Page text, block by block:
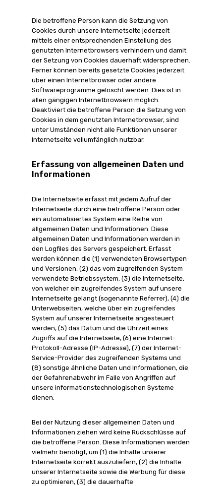
Die betroffene Person kann die Setzung von
Cookies durch unsere Internetseite jederzeit
mittels einer entsprechenden Einstellung des
genutzten Internetbrowsers verhindern und damit
der Setzung von Cookies dauerhaft widersprechen.
Ferner können bereits gesetzte Cookies jederzeit
über einen Internetbrowser oder andere
Softwareprogramme gelöscht werden. Dies ist in
allen gängigen Internetbrowsern möglich.
Deaktiviert die betroffene Person die Setzung von
Cookies in dem genutzten Internetbrowser, sind
unter Umständen nicht alle Funktionen unserer
Internetseite vollumfänglich nutzbar.
Erfassung von allgemeinen Daten und
Informationen
Die Internetseite erfasst mit jedem Aufruf der
Internetseite durch eine betroffene Person oder
ein automatisiertes System eine Reihe von
allgemeinen Daten und Informationen. Diese
allgemeinen Daten und Informationen werden in
den Logfiles des Servers gespeichert. Erfasst
werden können die (1) verwendeten Browsertypen
und Versionen, (2) das vom zugreifenden System
verwendete Betriebssystem, (3) die Internetseite,
von welcher ein zugreifendes System auf unsere
Internetseite gelangt (sogenannte Referrer), (4) die
Unterwebseiten, welche über ein zugreifendes
System auf unserer Internetseite angesteuert
werden, (5) das Datum und die Uhrzeit eines
Zugriffs auf die Internetseite, (6) eine Internet-
Protokoll-Adresse (IP-Adresse), (7) der Internet-
Service-Provider des zugreifenden Systems und
(8) sonstige ähnliche Daten und Informationen, die
der Gefahrenabwehr im Falle von Angriffen auf
unsere informationstechnologischen Systeme
dienen.
Bei der Nutzung dieser allgemeinen Daten und
Informationen ziehen wird keine Rückschlüsse auf
die betroffene Person. Diese Informationen werden
vielmehr benötigt, um (1) die Inhalte unserer
Internetseite korrekt auszuliefern, (2) die Inhalte
unserer Internetseite sowie die Werbung für diese
zu optimieren, (3) die dauerhafte